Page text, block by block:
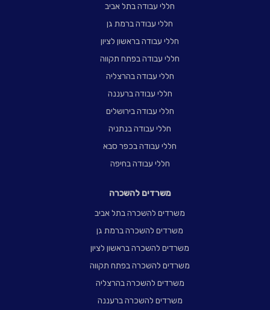
חללי עבודה בתל אביב
חללי עבודה ברמת גן
חללי עבודה בראשון לציון
חללי עבודה בפתח תקווה
חללי עבודה בהרצליה
חללי עבודה ברעננה
חללי עבודה בירושלים
חללי עבודה בנתניה
חללי עבודה בכפר סבא
חללי עבודה בחיפה
משרדים להשכרה
משרדים להשכרה בתל אביב
משרדים להשכרה ברמת גן
משרדים להשכרה בראשון לציון
משרדים להשכרה בפתח תקווה
משרדים להשכרה בהרצליה
משרדים להשכרה ברעננה